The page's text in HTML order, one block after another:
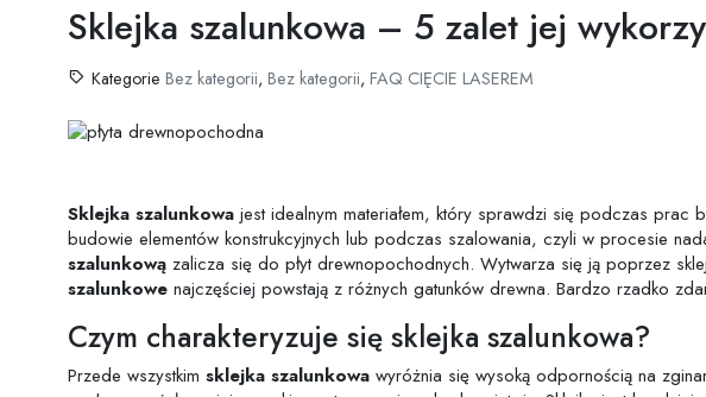
Sklejka szalunkowa – 5 zalet jej
Kategorie Bez kategorii, Bez kategorii, FAQ CIĘCIE LASEREM
Sklejka szalunkowa jest idealnym materiałem, który sprawdzi się podczas prac
budowie elementów konstrukcyjnych lub podczas szalowania, czyli w procesie
szalunkową zalicza się do płyt drewnopochodnych. Wytwarza się ją poprzez
szalunkowe najczęściej powstają z różnych gatunków drewna. Bardzo rzadko
Czym charakteryzuje się sklejka szalunkowa?
Przede wszystkim sklejka szalunkowa wyróżnia się wysoką odpornością na